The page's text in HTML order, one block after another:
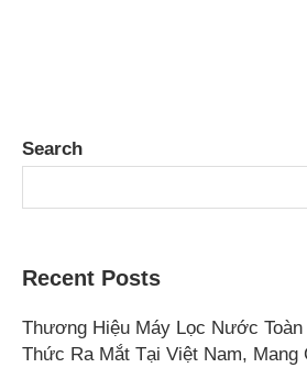
Search
Recent Posts
Thương Hiệu Máy Lọc Nước
Thức Ra Mắt Tại Việt Nam, Mang